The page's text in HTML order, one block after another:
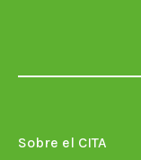
Sobre el CITA